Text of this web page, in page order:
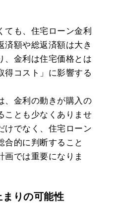
ても、住宅ローン金利
済額や総返済額は大き
、金利は住宅価格とは
得コスト」に影響する
、金利の動きが購入の
ことも少なくありませ
けでなく、住宅ローン
合的に判断すること
画では重要になりま
りの可能性